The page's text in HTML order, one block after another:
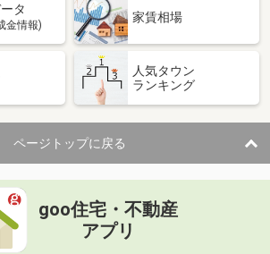
り
良６丁目
鹿児島県鹿児島市原良６丁目
面積 18m²
り
ワンルーム
中郷町
鹿児島県薩摩川内市中郷町
タ
金情報)
家賃相場
人気タウン
ランキング
ページトップに戻る
goo住宅・不動産
アプリ